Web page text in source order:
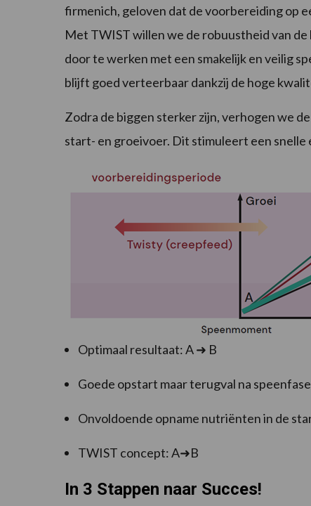
firmenich, geloven dat de voorbereiding op
Met TWIST willen we de robuustheid van
door te werken met een smakelijk en veilig
blijft goed verteerbaar dankzij de hoge
Zodra de biggen sterker zijn, verhogen we
start- en groeivoer. Dit stimuleert een snelle
Optimaal resultaat: A ➜ B
Goede opstart maar terugval na
Onvoldoende opname nutriënten in de
TWIST concept: A➜B
In 3 Stappen naar Succes!